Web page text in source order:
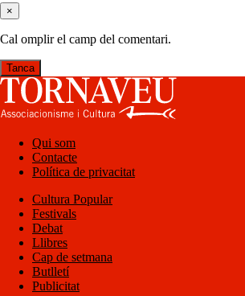
×
Cal omplir el camp del comentari.
Tanca
Qui som
Contacte
Política de privacitat
Cultura Popular
Festivals
Debat
Llibres
Cap de setmana
Butlletí
Publicitat